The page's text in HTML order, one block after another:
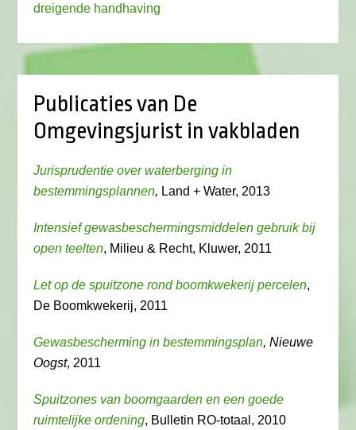
dreigende handhaving
Publicaties van De
Omgevingsjurist in vakbladen
Jurisprudentie over waterberging in
bestemmingsplannen, Land + Water, 2013
Intensief gewasbeschermingsmiddelen gebruik bij
open teelten, Milieu & Recht, Kluwer, 2011
Let op de spuitzone rond boomkwekerij percelen,
De Boomkwekerij, 2011
Gewasbescherming in bestemmingsplan, Nieuwe
Oogst, 2011
Spuitzones van boomgaarden en een goede
ruimtelijke ordening, Bulletin RO-totaal, 2010